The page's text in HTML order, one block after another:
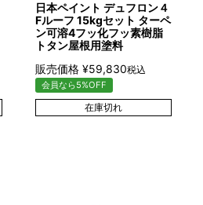
日本ペイント デュフロン４
Fルーフ 15kgセット ターペ
ン可溶4フッ化フッ素樹脂
トタン屋根用塗料
販売価格 ¥59,830税込
会員なら5%OFF
在庫切れ